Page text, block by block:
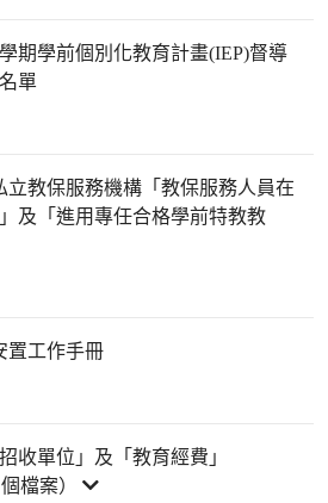
期學前個別化教育計畫(IEP)督導
單
立教保服務機構「教保服務人員在
及「進用專任合格學前特教教
置工作手冊
收單位」及「教育經費」
檔案）